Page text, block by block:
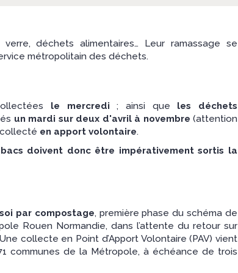
déchets alimentaires… Leur ramassage se
métropolitain des déchets.
le mercredi ; ainsi que les déchets
un mardi sur deux d'avril à novembre (attention
en apport volontaire.
doivent donc être impérativement sortis la
par compostage, première phase du schéma de
Rouen Normandie, dans l’attente du retour sur
collecte en Point d’Apport Volontaire (PAV) vient
communes de la Métropole, à échéance de trois